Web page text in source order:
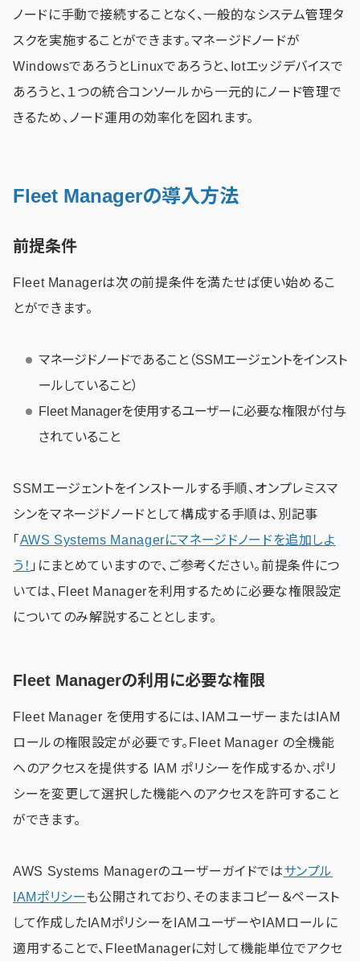
ノードに手動で接続することなく、一般的なシステム管理タ
スクを実施することができます。マネージドノードが
WindowsであろうとLinuxであろうと、Iotエッジデバイスで
あろうと、１つの統合コンソールから一元的にノード管理で
きるため、ノード運用の効率化を図れます。
Fleet Managerの導入方法
前提条件
Fleet Managerは次の前提条件を満たせば使い始めるこ
とができます。
マネージドノードであること（SSMエージェントをインスト
ールしていること）
Fleet Managerを使用するユーザーに必要な権限が付与
されていること
SSMエージェントをインストールする手順、オンプレミスマ
シンをマネージドノードとして構成する手順は、別記事
「 AWS Systems Managerにマネージドノードを追加しよ
う！ 」にまとめていますので、ご参考ください。前提条件につ
いては、Fleet Managerを利用するために必要な権限設定
についてのみ解説することとします。
Fleet Managerの利用に必要な権限
Fleet Manager を使用するには、IAMユーザーまたはIAM
ロールの権限設定が必要です。Fleet Manager の全機能
へのアクセスを提供する IAM ポリシーを作成するか、ポリ
シーを変更して選択した機能へのアクセスを許可すること
ができます。
AWS Systems Managerのユーザーガイドではサンプル
IAMポリシーも公開されており、そのままコピー＆ペースト
して作成したIAMポリシーをIAMユーザーやIAMロールに
適用することで、FleetManagerに対して機能単位でアクセ